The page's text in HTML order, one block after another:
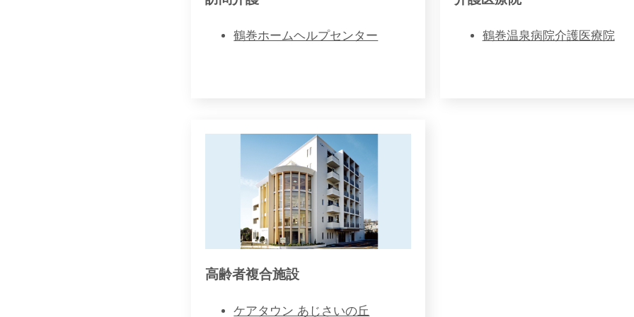
鶴巻ホームヘルプセンター 鶴巻温泉病院介護医療院
高齢者複合施設
ケアタウン あじさいの丘